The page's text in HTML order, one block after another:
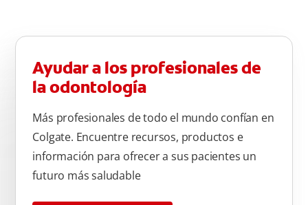
Ayudar a los profesionales de
la odontología
Más profesionales de todo el mundo confían en
Colgate. Encuentre recursos, productos e
información para ofrecer a sus pacientes un
futuro más saludable